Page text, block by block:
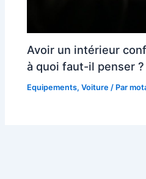
Avoir un intérieur
à quoi faut-il penser ?
Equipements,Voiture / Par